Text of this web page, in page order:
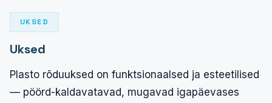
UKSED
Uksed
Plasto rõduuksed on funktsionaalsed ja esteetilised
— pöörd-kaldavatavad, mugavad igapäevases